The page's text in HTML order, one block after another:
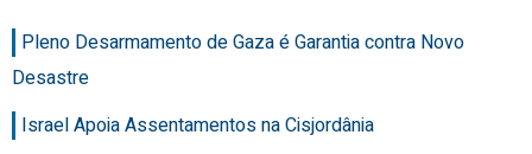
Pleno Desarmamento de Gaza é Garantia contra Novo
Desastre
Israel Apoia Assentamentos na Cisjordânia